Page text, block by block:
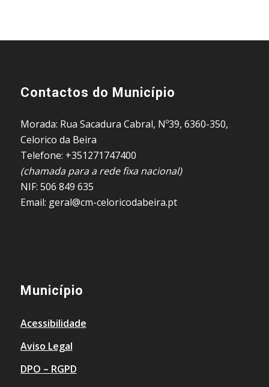
Contactos do Município
Morada: Rua Sacadura Cabral, Nº39, 6360-350,
Celorico da Beira
Telefone: +351271747400
(chamada para a rede fixa nacional)
NIF: 506 849 635
Email: geral@cm-celoricodabeira.pt
Município
Acessibilidade
Aviso Legal
DPO – RGPD